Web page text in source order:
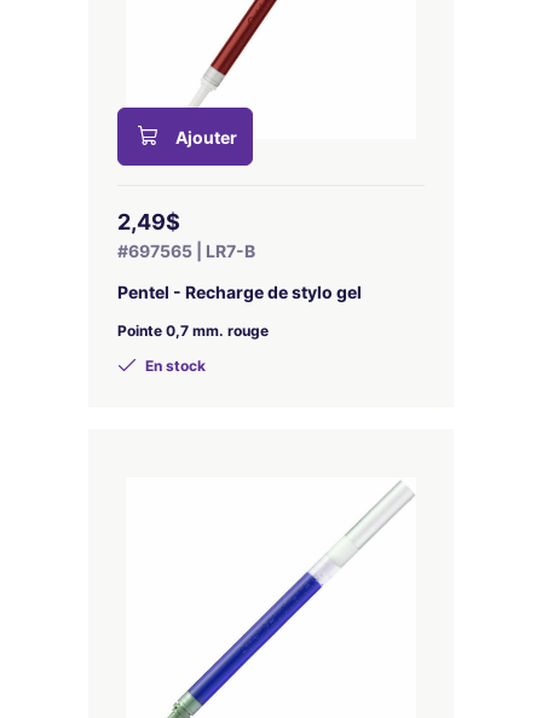
Ajouter
2,49$
#697565 | LR7-B
Pentel - Recharge de stylo gel
Pointe 0,7 mm. rouge
En stock